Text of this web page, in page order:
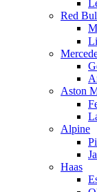
Red
Aston
Alpine
Haas